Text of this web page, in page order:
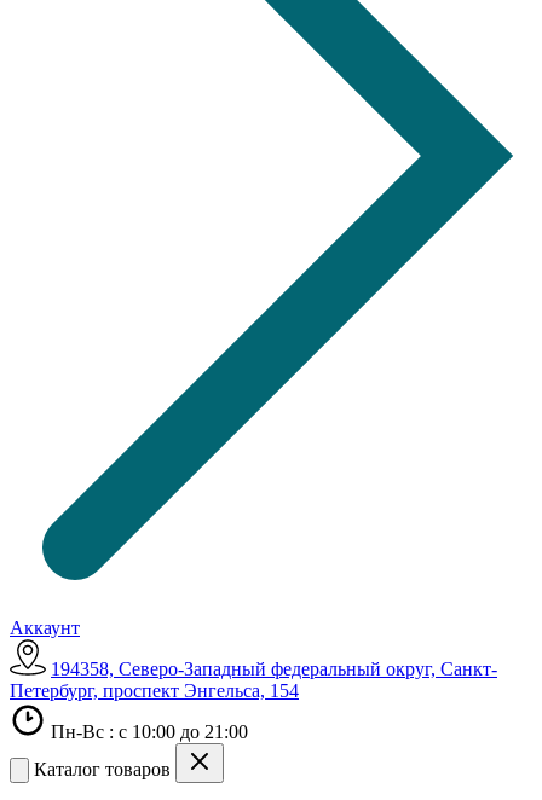
Аккаунт
194358, Северо-Западный федеральный округ, Санкт-
Петербург, проспект Энгельса, 154
Пн-Вс : с 10:00 до 21:00
Каталог товаров